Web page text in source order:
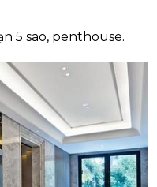
5 sao, penthouse.